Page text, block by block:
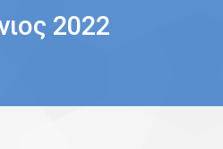
2022